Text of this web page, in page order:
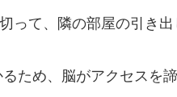
って、隣の部屋の引き出
ため、脳がアクセスを諦